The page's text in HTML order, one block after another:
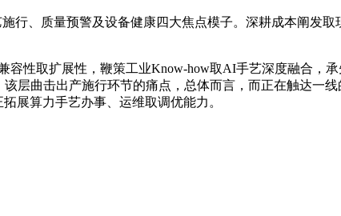
、质量预警及设备健康四大焦点模子。深耕成本阐发
性取扩展性，鞭策工业Know-how取AI手艺深度融合，
层曲击出产施行环节的痛点，总体而言，而正在触达一
展算力手艺办事、运维取调优能力。